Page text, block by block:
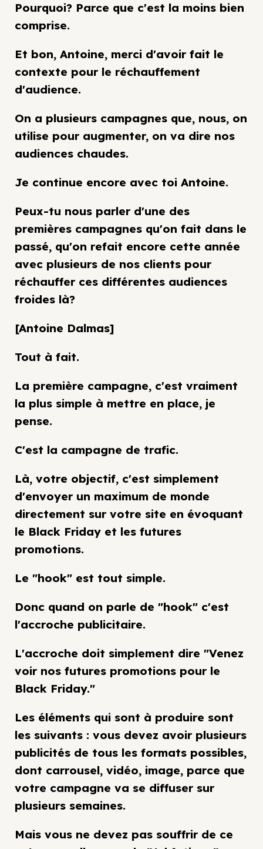
Pourquoi? Parce que c'est la moins bien
comprise.
Et bon, Antoine, merci d'avoir fait le
contexte pour le réchauffement
d'audience.
On a plusieurs campagnes que, nous, on
utilise pour augmenter, on va dire nos
audiences chaudes.
Je continue encore avec toi Antoine.
Peux-tu nous parler d'une des
premières campagnes qu'on fait dans le
passé, qu'on refait encore cette année
avec plusieurs de nos clients pour
réchauffer ces différentes audiences
froides là?
[Antoine Dalmas]
Tout à fait.
La première campagne, c'est vraiment
la plus simple à mettre en place, je
pense.
C'est la campagne de trafic.
Là, votre objectif, c'est simplement
d'envoyer un maximum de monde
directement sur votre site en évoquant
le Black Friday et les futures
promotions.
Le "hook" est tout simple.
Donc quand on parle de "hook" c'est
l'accroche publicitaire.
L'accroche doit simplement dire "Venez
voir nos futures promotions pour le
Black Friday."
Les éléments qui sont à produire sont
les suivants : vous devez avoir plusieurs
publicités de tous les formats possibles,
dont carrousel, vidéo, image, parce que
votre campagne va se diffuser sur
plusieurs semaines.
Mais vous ne devez pas souffrir de ce